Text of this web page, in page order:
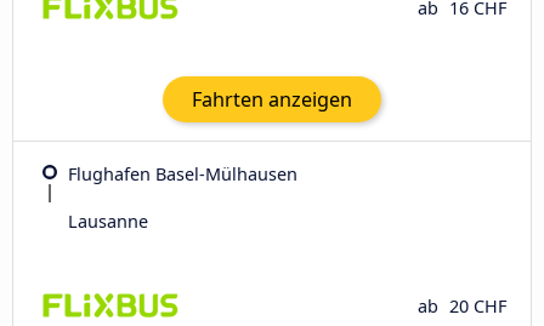
ab 16 CHF
Fahrten anzeigen
Flughafen Basel-Mülhausen
Lausanne
ab 20 CHF